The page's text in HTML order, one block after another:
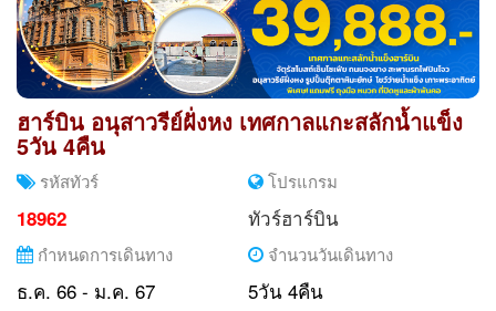
ฮาร์บิน อนุสาวรีย์ฝั่งหง เทศกาลแกะสลักน้ำแข็ง
5วัน 4คืน
รหัสทัวร์
18962
โปรแกรม
ทัวร์ฮาร์บิน
กำหนดการเดินทาง
ธ.ค. 66 - ม.ค. 67
จำนวนวันเดินทาง
5วัน 4คืน